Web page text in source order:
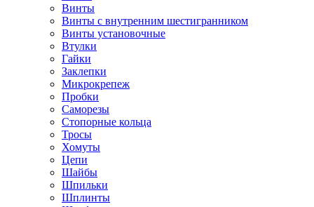
Винты
Винты с внутренним шестигранником
Винты установочные
Втулки
Гайки
Заклепки
Микрокрепеж
Пробки
Саморезы
Стопорные кольца
Тросы
Хомуты
Цепи
Шайбы
Шпильки
Шплинты